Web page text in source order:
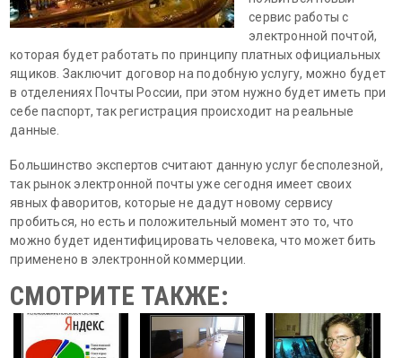
сервис работы с
электронной почтой,
которая будет работать по принципу платных официальных
ящиков. Заключит договор на подобную услугу, можно будет
в отделениях Почты России, при этом нужно будет иметь при
себе паспорт, так регистрация происходит на реальные
данные.
Большинство экспертов считают данную услуг бесполезной,
так рынок электронной почты уже сегодня имеет своих
явных фаворитов, которые не дадут новому сервису
пробиться, но есть и положительный момент это то, что
можно будет идентифицировать человека, что может бить
применено в электронной коммерции.
СМОТРИТЕ ТАКЖЕ: